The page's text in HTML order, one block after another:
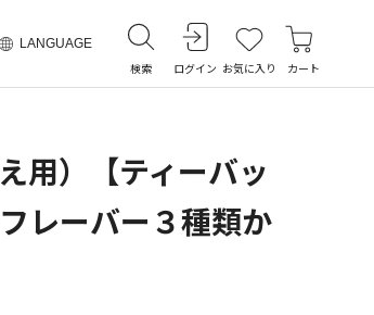
LANGUAGE
検索 ログイン お気に入り カート
用）【ティーバッ
レーバー３種類か